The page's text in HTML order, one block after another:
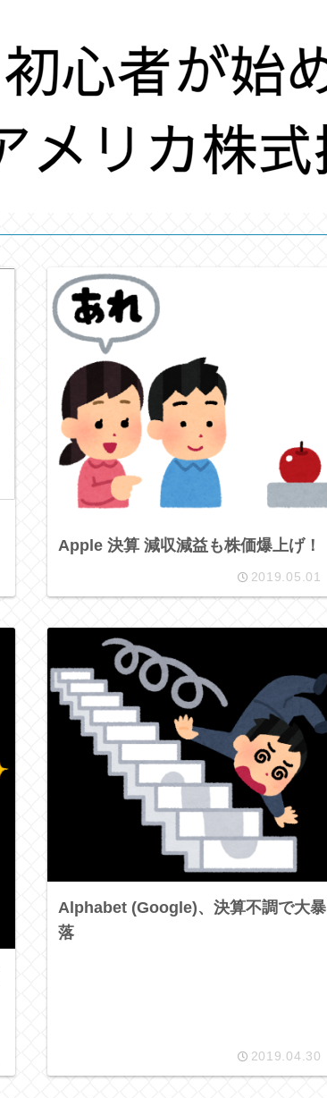
Apple 決算 減収減益も株価爆上げ！
2019.05.01
Alphabet (Google)、決算不調で大暴
落
2019.04.30